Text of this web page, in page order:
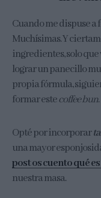
Cuando me dispuse a
Muchísimas. Y
ingredientes, solo
lograr un panecillo
propia fórmula,
formar estecoffee bun.
Opté por incorporar
una mayor
post os cuento qué
nuestra masa.